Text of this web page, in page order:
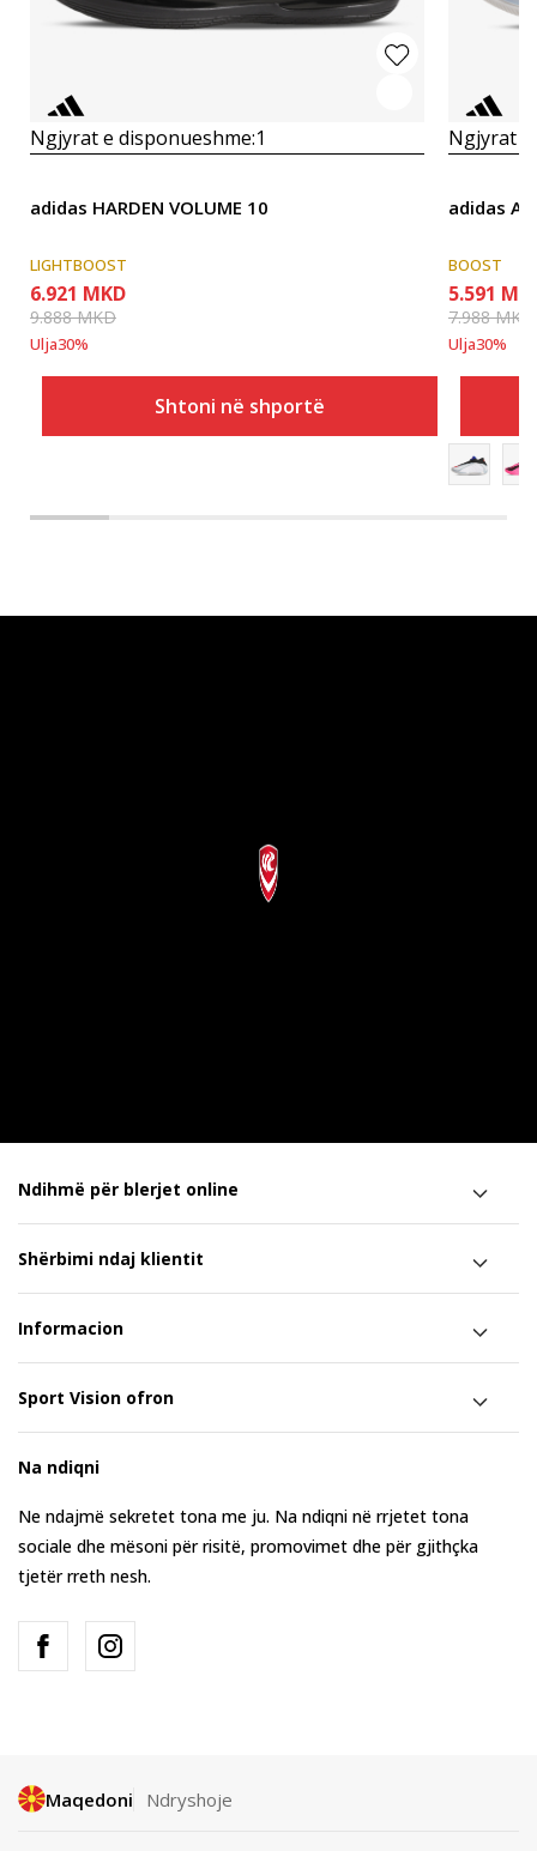
Ngjyrat e disponueshme:1
adidas HARDEN VOLUME 10
LIGHTBOOST
6.921 MKD
9.888MKD
Ulja30%
Shtoni në shportë
Ngjyrat e
adidas
BOOST
5.591
7.988MKD
Ulja30%
Ndihmë për blerjet online
Shërbimi ndaj klientit
Informacion
Sport Vision ofron
Na ndiqni
Ne ndajmë sekretet tona me ju. Na ndiqni në rrjetet tona
sociale dhe mësoni për risitë, promovimet dhe për gjithçka
tjetër rreth nesh.
Maqedoni Ndryshoje